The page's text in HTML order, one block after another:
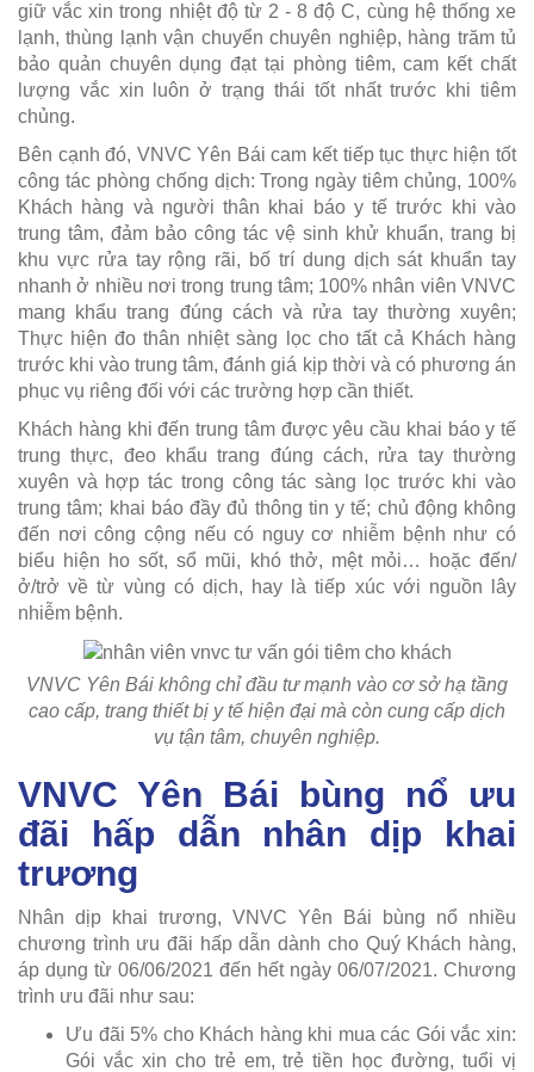
giữ vắc xin trong nhiệt độ từ 2 - 8 độ C, cùng hệ thống xe
lạnh, thùng lạnh vận chuyển chuyên nghiệp, hàng trăm tủ
bảo quản chuyên dụng đạt tại phòng tiêm, cam kết chất
lượng vắc xin luôn ở trạng thái tốt nhất trước khi tiêm
chủng.
Bên cạnh đó, VNVC Yên Bái cam kết tiếp tục thực hiện tốt
công tác phòng chống dịch: Trong ngày tiêm chủng, 100%
Khách hàng và người thân khai báo y tế trước khi vào
trung tâm, đảm bảo công tác vệ sinh khử khuẩn, trang bị
khu vực rửa tay rộng rãi, bố trí dung dịch sát khuẩn tay
nhanh ở nhiều nơi trong trung tâm; 100% nhân viên VNVC
mang khẩu trang đúng cách và rửa tay thường xuyên;
Thực hiện đo thân nhiệt sàng lọc cho tất cả Khách hàng
trước khi vào trung tâm, đánh giá kịp thời và có phương án
phục vụ riêng đối với các trường hợp cần thiết.
Khách hàng khi đến trung tâm được yêu cầu khai báo y tế
trung thực, đeo khẩu trang đúng cách, rửa tay thường
xuyên và hợp tác trong công tác sàng lọc trước khi vào
trung tâm; khai báo đầy đủ thông tin y tế; chủ động không
đến nơi công cộng nếu có nguy cơ nhiễm bệnh như có
biểu hiện ho sốt, sổ mũi, khó thở, mệt mỏi… hoặc đến/
ở/trở về từ vùng có dịch, hay là tiếp xúc với nguồn lây
nhiễm bệnh.
VNVC Yên Bái không chỉ đầu tư mạnh vào cơ sở hạ tầng
cao cấp, trang thiết bị y tế hiện đại mà còn cung cấp dịch
vụ tận tâm, chuyên nghiệp.
VNVC Yên Bái bùng nổ ưu
đãi hấp dẫn nhân dịp khai
trương
Nhân dịp khai trương, VNVC Yên Bái bùng nổ nhiều
chương trình ưu đãi hấp dẫn dành cho Quý Khách hàng,
áp dụng từ 06/06/2021 đến hết ngày 06/07/2021. Chương
trình ưu đãi như sau:
Ưu đãi 5% cho Khách hàng khi mua các Gói vắc xin:
Gói vắc xin cho trẻ em, trẻ tiền học đường, tuổi vị